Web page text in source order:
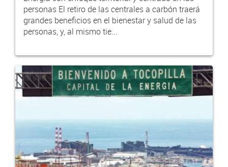
personas El retiro de las centrales a carbón traerá
grandes beneficios en el bienestar y salud de las
personas, y, al mismo tie...